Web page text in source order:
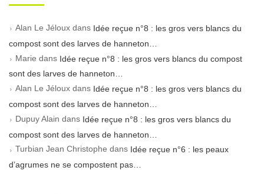
Alan Le Jéloux dans Idée reçue n°8 : les gros vers blancs du
compost sont des larves de hanneton…
Marie dans Idée reçue n°8 : les gros vers blancs du compost
sont des larves de hanneton…
Alan Le Jéloux dans Idée reçue n°8 : les gros vers blancs du
compost sont des larves de hanneton…
Dupuy Alain dans Idée reçue n°8 : les gros vers blancs du
compost sont des larves de hanneton…
Turbian Jean Christophe dans Idée reçue n°6 : les peaux
d’agrumes ne se compostent pas…